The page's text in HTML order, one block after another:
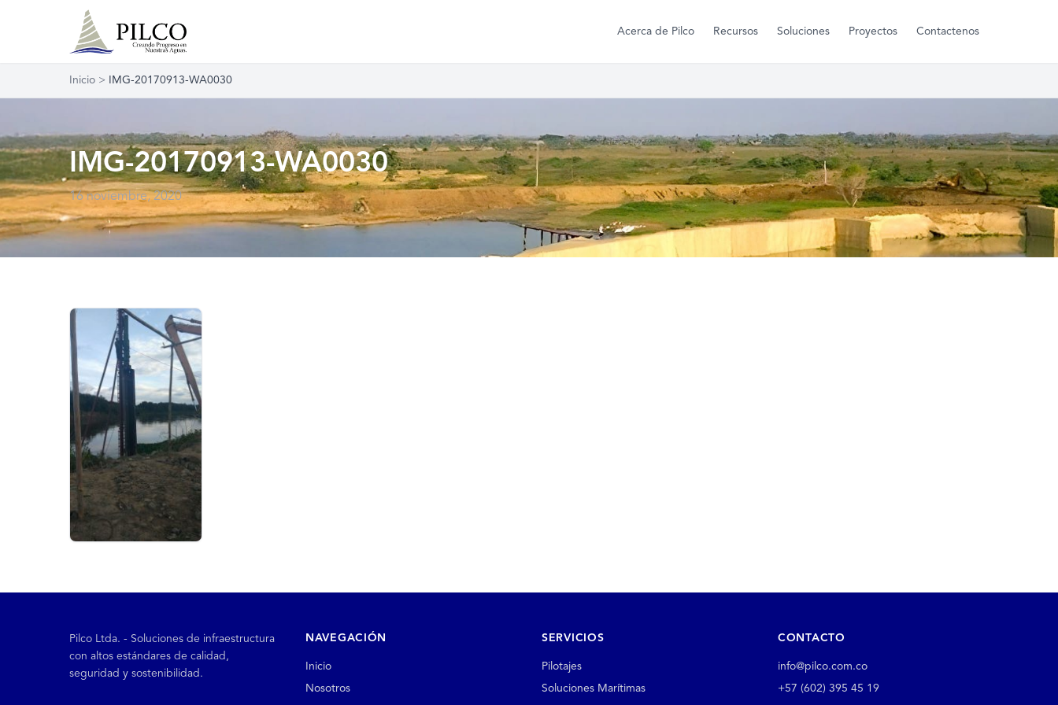
Acerca de Pilco Recursos Soluciones Proyectos Contactenos
Inicio > IMG-20170913-WA0030
IMG-20170913-WA0030
16 noviembre, 2020
Pilco Ltda. - Soluciones de infraestructura
con altos estándares de calidad,
seguridad y sostenibilidad.
NAVEGACIÓN
Inicio
Nosotros
SERVICIOS
Pilotajes
Soluciones Marítimas
CONTACTO
info@pilco.com.co
+57 (602) 395 45 19